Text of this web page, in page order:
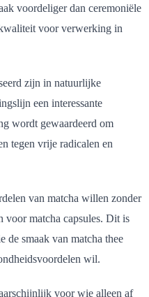
voordeliger dan ceremoniële
voor verwerking in
zijn in natuurlijke
een interessante
wordt gewaardeerd om
tegen vrije radicalen en
van matcha willen zonder
voor matcha capsules. Dit is
smaak van matcha thee
wil.
voor wie alleen af